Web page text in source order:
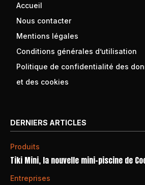
Accueil
Nous contacter
Mentions légales
Conditions générales d’utilisation
Politique de confidentialité des
et des cookies
DERNIERS ARTICLES
Produits
Tiki Mini, la nouvelle mini-piscine de
Entreprises